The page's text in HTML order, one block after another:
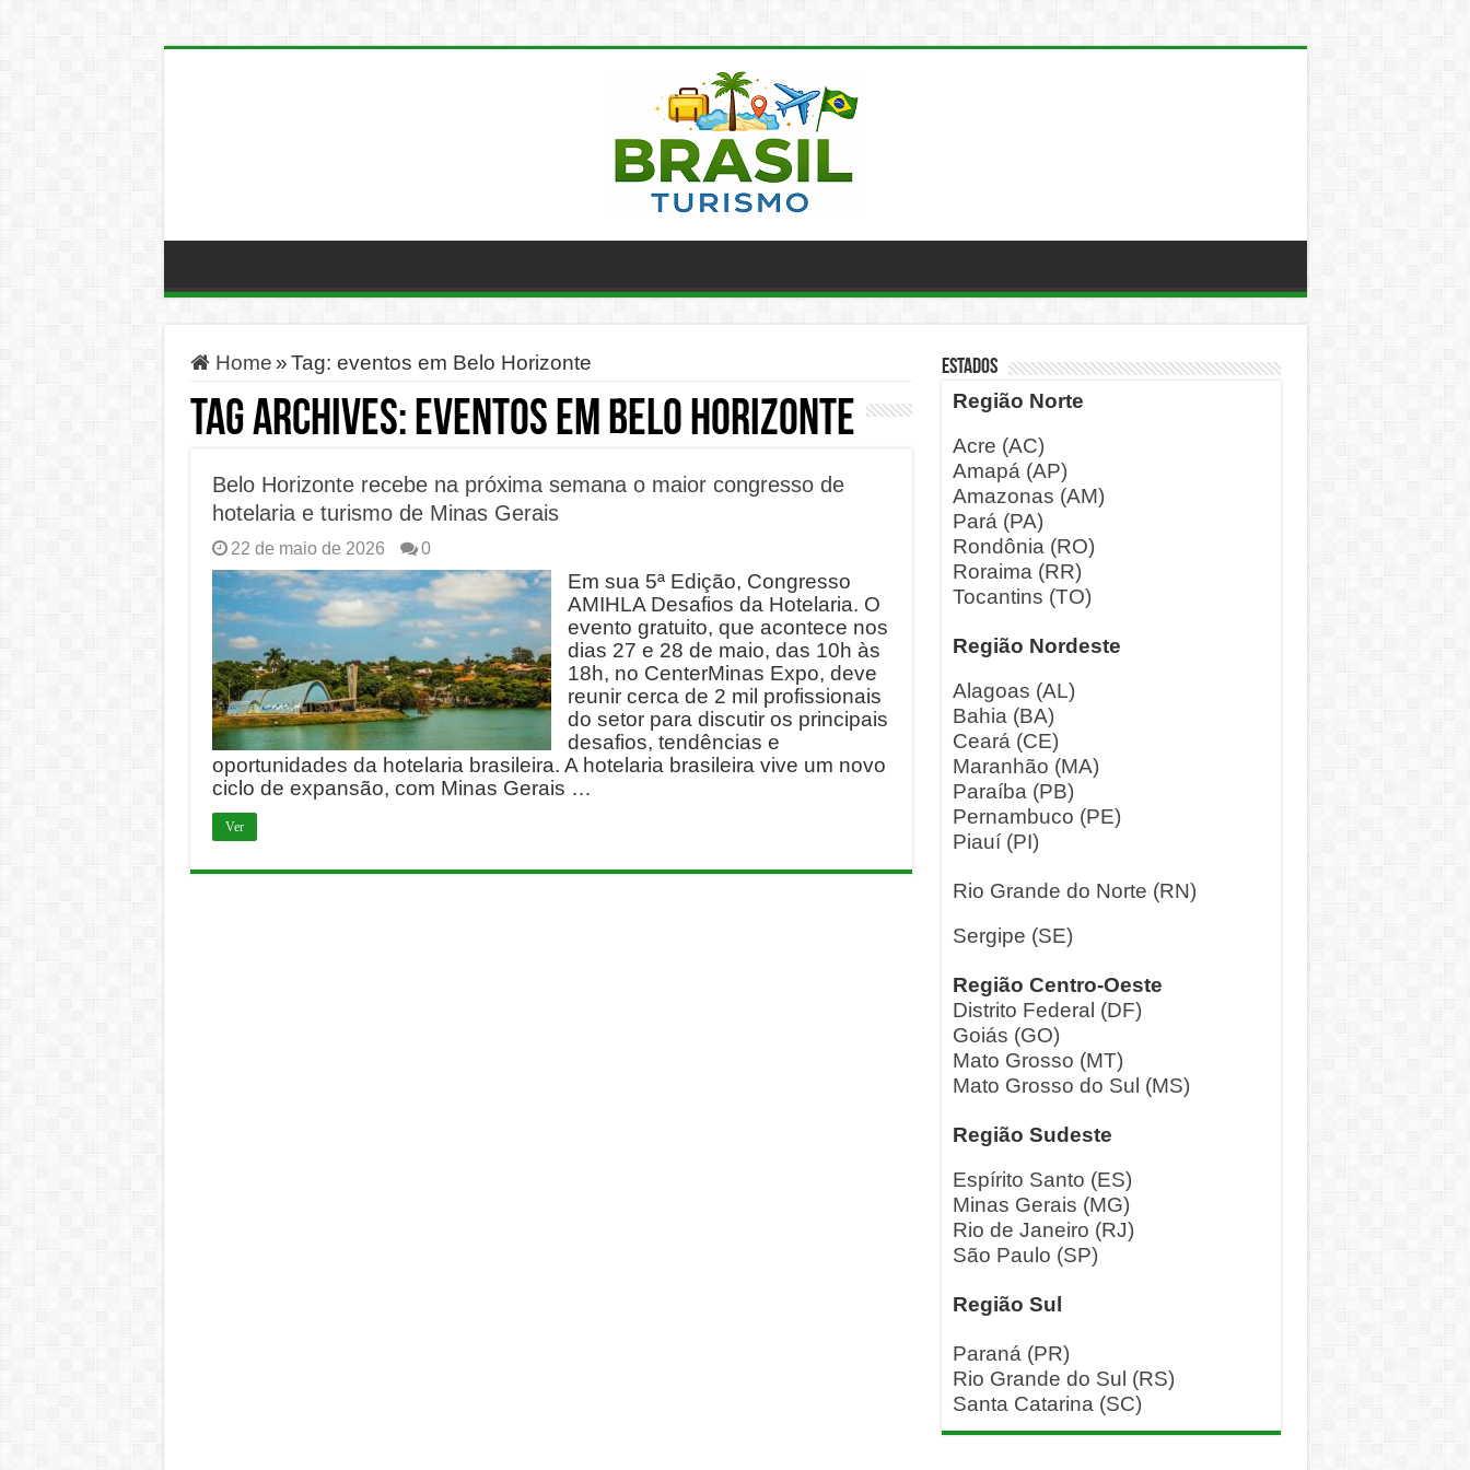
Home »Tag: eventos em Belo Horizonte
Tag Archives: eventos em Belo Horizonte
Belo Horizonte recebe na próxima semana o maior congresso de
hotelaria e turismo de Minas Gerais
22 de maio de 2026 0
Em sua 5ª Edição, Congresso
AMIHLA Desafios da Hotelaria. O
evento gratuito, que acontece nos
dias 27 e 28 de maio, das 10h às
18h, no CenterMinas Expo, deve
reunir cerca de 2 mil profissionais
do setor para discutir os principais
desafios, tendências e
oportunidades da hotelaria brasileira. A hotelaria brasileira vive um novo
ciclo de expansão, com Minas Gerais …
Ver
ESTADOS
Região Norte
Acre (AC)
Amapá (AP)
Amazonas (AM)
Pará (PA)
Rondônia (RO)
Roraima (RR)
Tocantins (TO)
Região Nordeste
Alagoas (AL)
Bahia (BA)
Ceará (CE)
Maranhão (MA)
Paraíba (PB)
Pernambuco (PE)
Piauí (PI)
Rio Grande do Norte (RN)
Sergipe (SE)
Região Centro-Oeste
Distrito Federal (DF)
Goiás (GO)
Mato Grosso (MT)
Mato Grosso do Sul (MS)
Região Sudeste
Espírito Santo (ES)
Minas Gerais (MG)
Rio de Janeiro (RJ)
São Paulo (SP)
Região Sul
Paraná (PR)
Rio Grande do Sul (RS)
Santa Catarina (SC)